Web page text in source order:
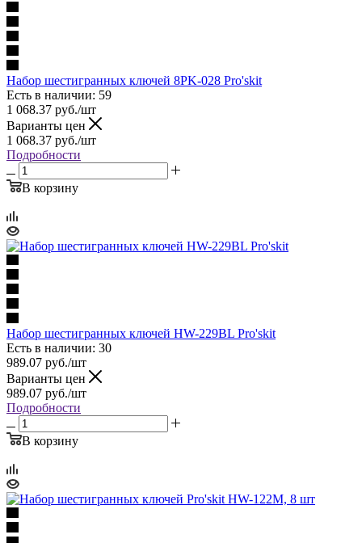
Набор шестигранных ключей 8PK-028 Pro'skit
Есть в наличии: 59
1 068.37 руб./шт
Варианты цен
1 068.37 руб./шт
Подробности
В корзину
Набор шестигранных ключей HW-229BL Pro'skit
Есть в наличии: 30
989.07 руб./шт
Варианты цен
989.07 руб./шт
Подробности
В корзину